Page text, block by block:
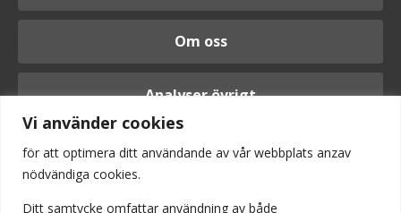
Vi använder cookies
för att optimera ditt användande av vår webbplats anzav
nödvändiga cookies.
Ditt samtycke omfattar användning av både
Om oss
Analyser övrigt